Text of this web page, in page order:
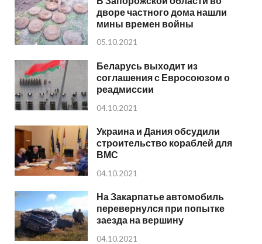
дворе частного дома нашли
мины времен войны
05.10.2021
Беларусь выходит из
соглашения с Евросоюзом о
реадмиссии
04.10.2021
Украина и Дания обсудили
строительство кораблей для
ВМС
04.10.2021
На Закарпатье автомобиль
перевернулся при попытке
заезда на вершину
04.10.2021